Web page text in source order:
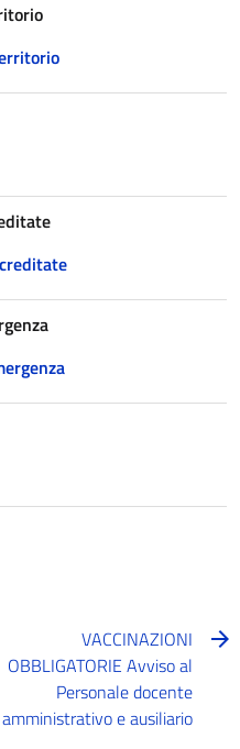
VACCINAZIONI
OBBLIGATORIE Avviso al
Personale docente
amministrativo e ausiliario